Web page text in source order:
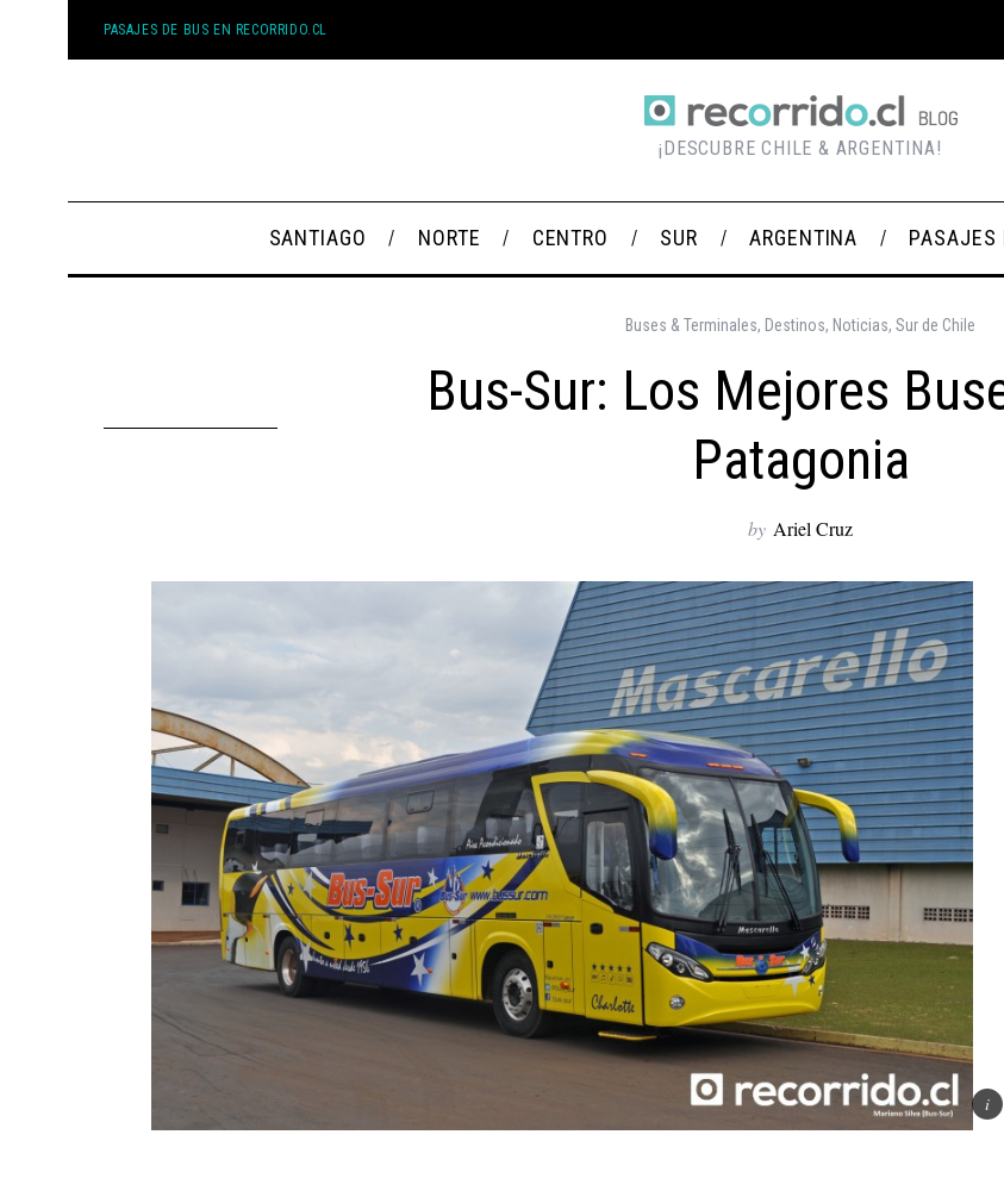
PASAJES DE BUS EN RECORRIDO.CL
¡DESCUBRE CHILE & ARGENTINA!
SANTIAGO NORTE CENTRO SUR ARGENTINA PASAJES
Buses & Terminales, Destinos, Noticias, Sur de Chile
Bus-Sur: Los Mejores
Patagonia
by Ariel Cruz